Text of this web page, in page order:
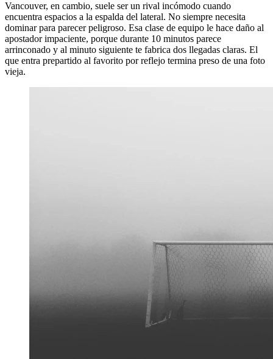
Vancouver, en cambio, suele ser un rival incómodo cuando
encuentra espacios a la espalda del lateral. No siempre necesita
dominar para parecer peligroso. Esa clase de equipo le hace daño al
apostador impaciente, porque durante 10 minutos parece
arrinconado y al minuto siguiente te fabrica dos llegadas claras. El
que entra prepartido al favorito por reflejo termina preso de una foto
vieja.